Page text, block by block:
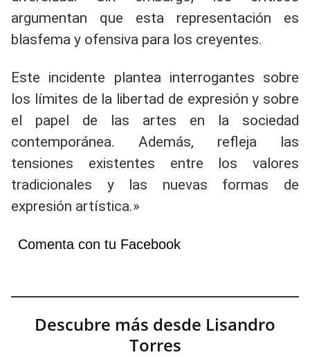
argumentan que esta representación es
blasfema y ofensiva para los creyentes.
Este incidente plantea interrogantes sobre
los límites de la libertad de expresión y sobre
el papel de las artes en la sociedad
contemporánea. Además, refleja las
tensiones existentes entre los valores
tradicionales y las nuevas formas de
expresión artística.»
Comenta con tu Facebook
Descubre más desde Lisandro
Torres